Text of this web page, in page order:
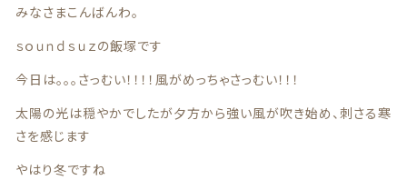
みなさまこんばんわ。
ｓｏｕｎｄｓｕｚの飯塚です
今日は。。。さっむい！！！！風がめっちゃさっむい！！！
太陽の光は穏やかでしたが夕方から強い風が吹き始め、刺さる寒
さを感じます
やはり冬ですね
イヤリング.ピアス
ピアス.イヤリング
雑貨
子カテゴリー
価格帯